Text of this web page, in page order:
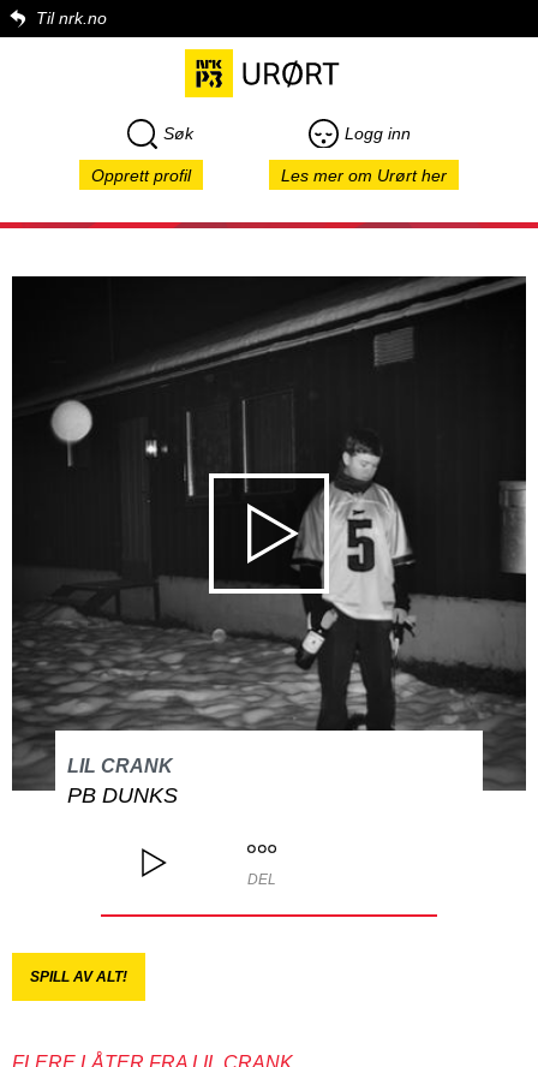
Til nrk.no
Søk Logg inn
Opprett profil Les mer om Urørt her
LIL CRANK
PB DUNKS
DEL
SPILL AV ALT!
FLERE LÅTER FRA LIL CRANK